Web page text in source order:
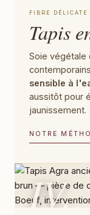
FIBRE DÉLICATE
Tapis
Soie végétale
sensible à
aussitôt pour
jaunissement.
NOTRE
IV.